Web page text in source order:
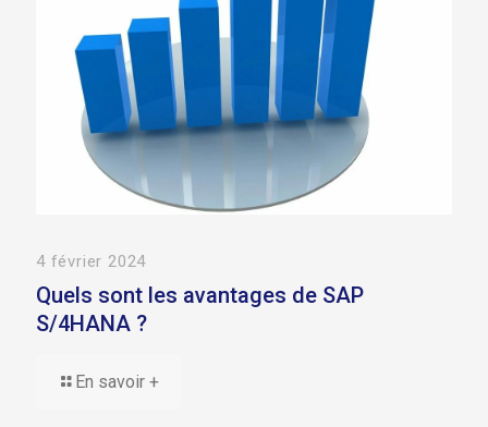
4 février 2024
Quels sont les avantages de SAP
S/4HANA ?
En savoir +